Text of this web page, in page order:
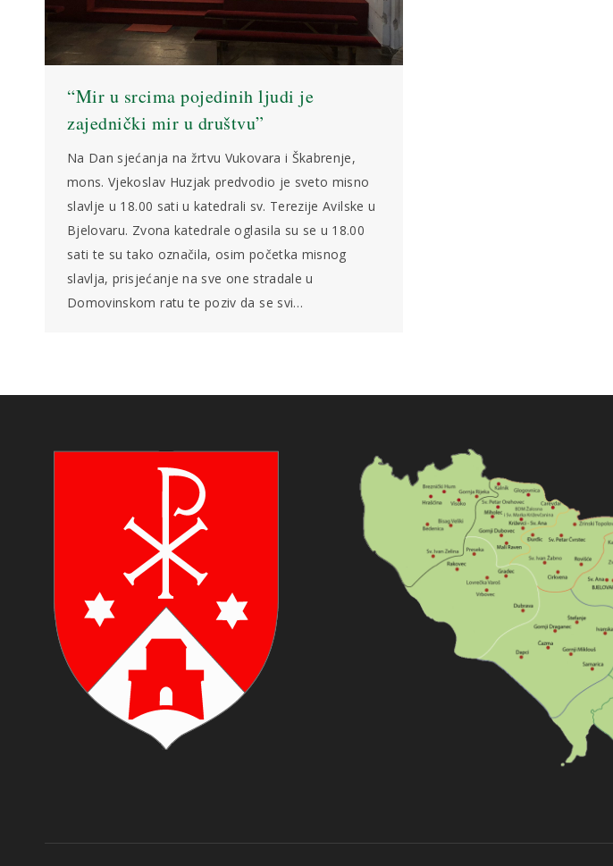
“Mir u srcima pojedinih ljudi je
zajednički mir u društvu”
Na Dan sjećanja na žrtvu Vukovara i Škabrenje,
mons. Vjekoslav Huzjak predvodio je sveto misno
slavlje u 18.00 sati u katedrali sv. Terezije Avilske u
Bjelovaru. Zvona katedrale oglasila su se u 18.00
sati te su tako označila, osim početka misnog
slavlja, prisjećanje na sve one stradale u
Domovinskom ratu te poziv da se svi…